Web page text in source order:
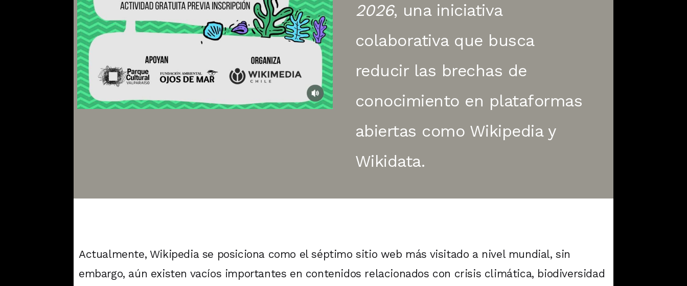
2026, una iniciativa
colaborativa que busca
reducir las brechas de
conocimiento en plataformas
abiertas como Wikipedia y
Wikidata.
Actualmente, Wikipedia se posiciona como el séptimo sitio web más visitado a nivel mundial, sin
embargo, aún existen vacíos importantes en contenidos relacionados con crisis climática, biodiversidad